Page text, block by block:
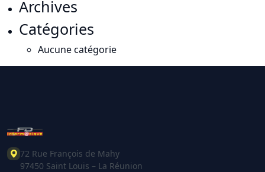
Archives
Catégories
Aucune catégorie
72 Rue François de Mahy
97450 Saint Louis – La Réunion